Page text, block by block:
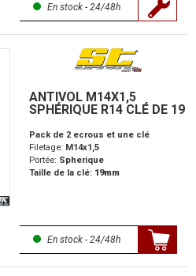
En stock - 24/48h
ANTIVOL M14X1,5
SPHÉRIQUE R14 CLÉ DE 19
Pack de 2 ecrous et une clé
Filetage: M14x1,5
Portée: Spherique
Taille de la clé: 19mm
En stock - 24/48h